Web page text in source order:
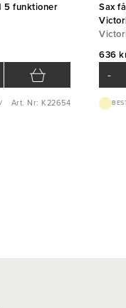
5 funktioner
Art. Nr: K22654
Sax
636
-